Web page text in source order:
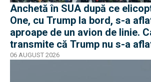
Anchetă în SUA după ce
One, cu Trump la bord, s-a
aproape de un avion de linie.
transmite că Trump nu s-a
moment în pericol
06 AUGUST 2026